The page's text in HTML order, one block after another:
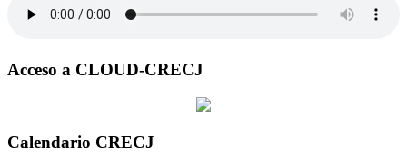
Acceso a CLOUD-CRECJ
Calendario CRECJ